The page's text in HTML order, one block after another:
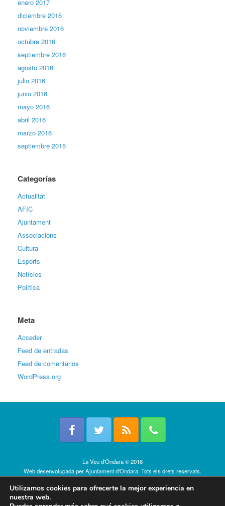
enero 2017
diciembre 2016
noviembre 2016
octubre 2016
septiembre 2016
agosto 2016
julio 2016
junio 2016
mayo 2016
abril 2016
marzo 2016
septiembre 2015
Categorías
Actualitat
AFIC
Ajuntament
Associacions
Cultura
Esports
Notícies
Política
Meta
Acceder
Feed de entradas
Feed de comentarios
WordPress.org
La Veu d'Ondara © 2016
Web desenvolupada perAjuntament d'Ondara. Tots els drets reservats.
Utilizamos cookies para ofrecerte la mejor experiencia en
nuestra web.